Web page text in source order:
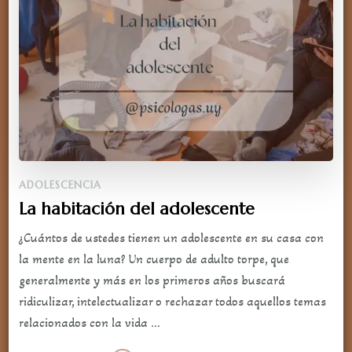
ADOLESCENCIA
La habitación del adolescente
¿Cuántos de ustedes tienen un adolescente en su casa con
la mente en la luna? Un cuerpo de adulto torpe, que
generalmente y más en los primeros años buscará
ridiculizar, intelectualizar o rechazar todos aquellos temas
relacionados con la vida …